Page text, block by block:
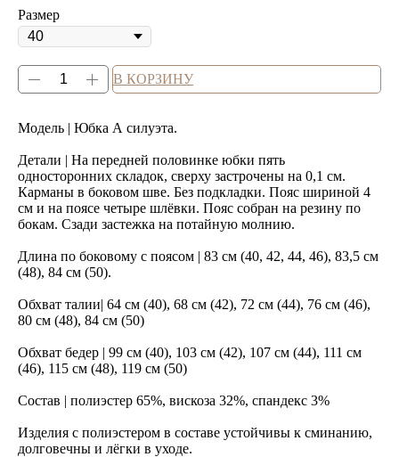
Размер
В КОРЗИНУ
Модель | Юбка А силуэта.
Детали | На передней половинке юбки пять
односторонних складок, сверху застрочены на 0,1 см.
Карманы в боковом шве. Без подкладки. Пояс шириной 4
см и на поясе четыре шлёвки. Пояс собран на резину по
бокам. Сзади застежка на потайную молнию.
Длина по боковому с поясом | 83 см (40, 42, 44, 46), 83,5 см
(48), 84 см (50).
Обхват талии| 64 см (40), 68 см (42), 72 см (44), 76 см (46),
80 см (48), 84 см (50)
Обхват бедер | 99 см (40), 103 см (42), 107 см (44), 111 см
(46), 115 см (48), 119 см (50)
Состав | полиэстер 65%, вискоза 32%, спандекс 3%
Изделия с полиэстером в составе устойчивы к сминанию,
долговечны и лёгки в уходе.